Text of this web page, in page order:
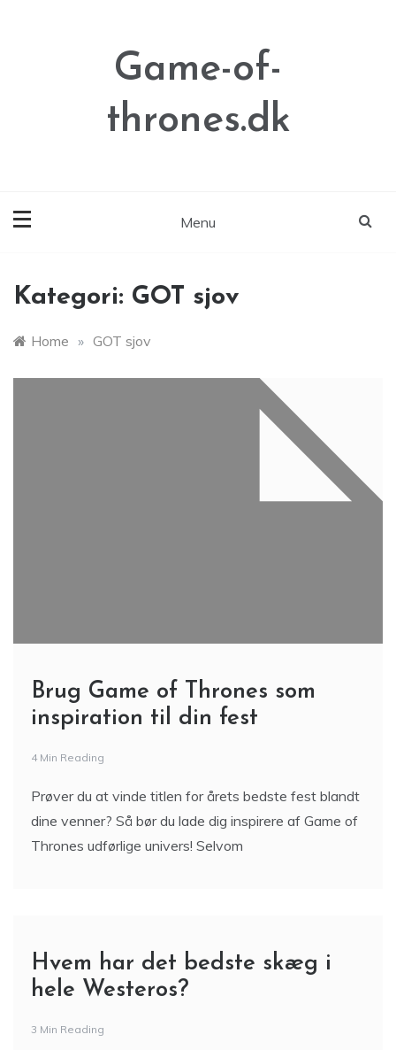
Game-of-
thrones.dk
Menu
Kategori: GOT sjov
Home » GOT sjov
Brug Game of Thrones som
inspiration til din fest
4 Min Reading
Prøver du at vinde titlen for årets bedste fest blandt
dine venner? Så bør du lade dig inspirere af Game of
Thrones udførlige univers! Selvom
Hvem har det bedste skæg i
hele Westeros?
3 Min Reading